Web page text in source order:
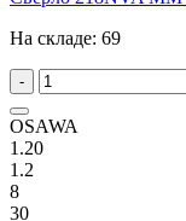
На складе: 69
-
OSAWA
1.20
1.2
8
30